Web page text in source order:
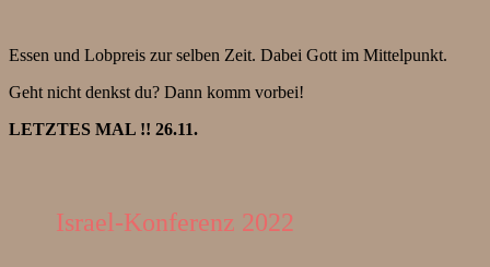
Essen und Lobpreis zur selben Zeit. Dabei Gott im Mittelpunkt.
Geht nicht denkst du? Dann komm vorbei!
LETZTES MAL !! 26.11.
Israel-Konferenz 2022